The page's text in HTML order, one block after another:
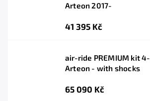
Arteon 2017-
41 395 Kč
air-ride PREMIUM kit
Arteon - with shocks
65 090 Kč